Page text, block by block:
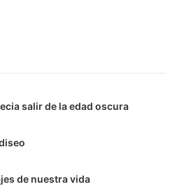
salir de la edad oscura
de nuestra vida